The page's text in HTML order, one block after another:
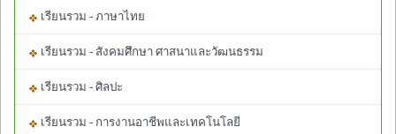
เรียนรวม - ภาษาไทย
เรียนรวม - สังคมศึกษา ศาสนาและวัฒนธรรม
เรียนรวม - ศิลปะ
เรียนรวม - การงานอาชีพและเทคโนโลยี